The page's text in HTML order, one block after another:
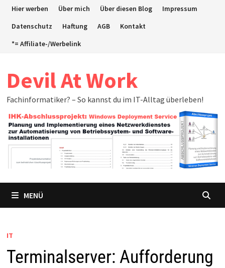
ZumHier werben Über mich Über diesen Blog
Impressum
Datenschutz
Haftung AGB
Kontakt
*= Affiliate-/Werbelink
Devil At Work
Fachinformatiker? – So kannst du im IT-Alltag überleben!
MENÜ
IT
Terminalserver: Aufforderung